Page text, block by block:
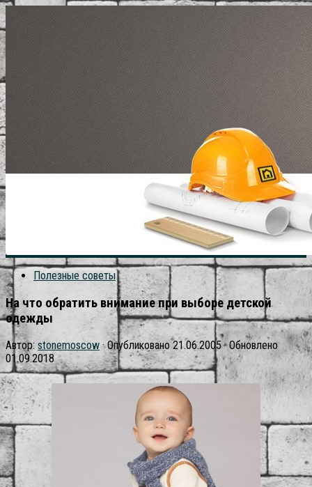
Полезные советы
На что обратить внимание при выборе детской
одежды
Автор: stonemoscow · Опубликовано21.06.2005· Обновлено
01.09.2018